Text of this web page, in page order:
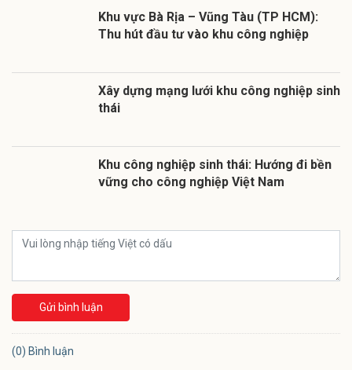
Khu vực Bà Rịa – Vũng Tàu (TP HCM):
Thu hút đầu tư vào khu công nghiệp
Xây dựng mạng lưới khu công nghiệp sinh
thái
Khu công nghiệp sinh thái: Hướng đi bền
vững cho công nghiệp Việt Nam
Gửi bình luận
(0) Bình luận